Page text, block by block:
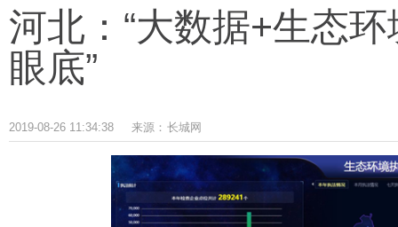
河北：“大数据+生态
眼底”
2019-08-26 11:34:38 来源： 长城网